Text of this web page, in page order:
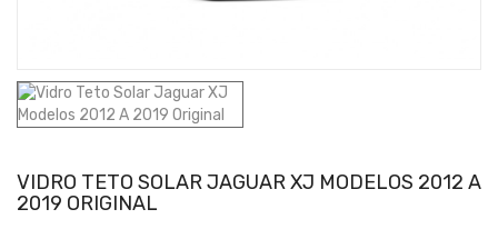
VIDRO TETO SOLAR JAGUAR XJ MODELOS 2012 A
2019 ORIGINAL